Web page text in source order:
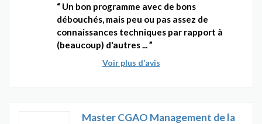
Un bon programme avec de bons
débouchés, mais peu ou pas assez de
connaissances techniques par rapport à
(beaucoup) d'autres ...
Voir plus d’avis
Master CGAO Management de la